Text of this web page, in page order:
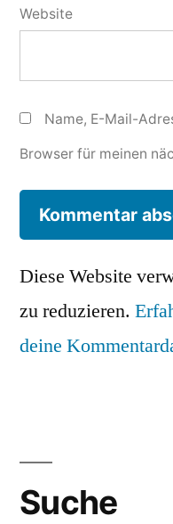
Website
Name, E-Mail-
Browser für meinen
Diese Website
zu reduzieren.
deine
Suche